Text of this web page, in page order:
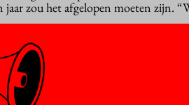
zou het afgelopen moeten zijn.
dwingen hun
heeft zij ook het recht om